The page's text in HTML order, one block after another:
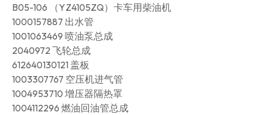
B05-106 （YZ4105ZQ）卡车用柴油机
1000157887 出水管
1001063469 喷油泵总成
2040972 飞轮总成
612640130121 盖板
1003307767 空压机进气管
1004953710 增压器隔热罩
1004112296 燃油回油管总成